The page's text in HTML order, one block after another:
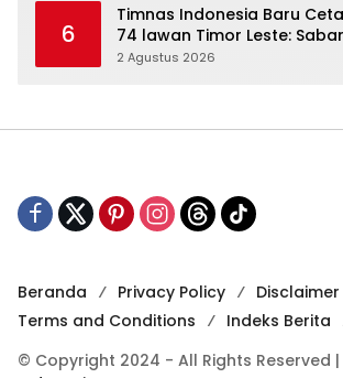
6
Timnas Indonesia Baru
74 lawan Timor Leste:
Pecah
2 Agustus 2026
Beranda Privacy Policy
Disclaimer
Terms and Conditions
Indeks Berita
© Copyright 2024 - All Rights Reserved |